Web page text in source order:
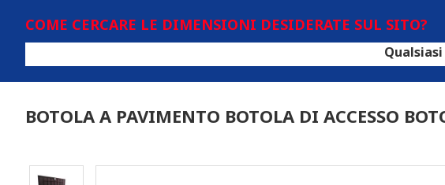
COME CERCARE LE DIMENSIONI DESIDERATE SUL SITO?
Qualsiasi
BOTOLA A PAVIMENTO BOTOLA DI ACCESSO